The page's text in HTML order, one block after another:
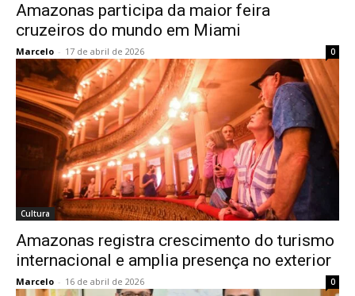
Amazonas participa da maior feira
cruzeiros do mundo em Miami
Marcelo - 17 de abril de 2026 0
Cultura
Amazonas registra crescimento do turismo
internacional e amplia presença no exterior
Marcelo - 16 de abril de 2026 0